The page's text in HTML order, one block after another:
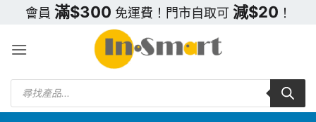
content
會員 滿$300 免運費！門市自取可 減$20 ！
Products
search